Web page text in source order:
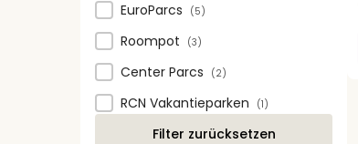
EuroParcs (5)
Roompot (3)
Center Parcs (2)
RCN Vakantieparken (1)
Filter zurücksetzen